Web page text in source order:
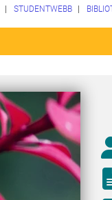
STUDENTWEBB